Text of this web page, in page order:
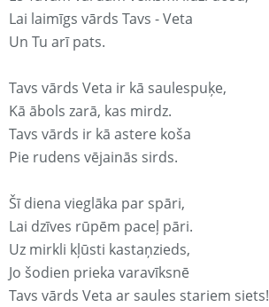
Lai laimīgs vārds Tavs - Veta
Un Tu arī pats.
Tavs vārds Veta ir kā saulespuķe,
Kā ābols zarā, kas mirdz.
Tavs vārds ir kā astere koša
Pie rudens vējainās sirds.
Šī diena vieglāka par spāri,
Lai dzīves rūpēm paceļ pāri.
Uz mirkli kļūsti kastaņzieds,
Jo šodien prieka varavīksnē
Tavs vārds Veta ar saules stariem siets!